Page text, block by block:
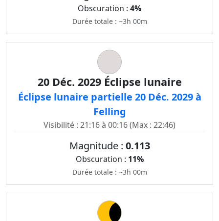
Obscuration : 4%
Durée totale : ~3h 00m
20 Déc. 2029 Éclipse lunaire
Éclipse lunaire partielle 20 Déc. 2029 à
Felling
Visibilité : 21:16 à 00:16 (Max : 22:46)
Magnitude : 0.113
Obscuration : 11%
Durée totale : ~3h 00m